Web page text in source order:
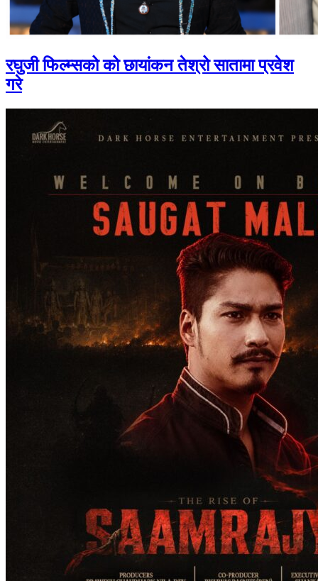
रघुजी फिल्म्सको को छायांकन तेश्रो सातामा प्रवेश
गरे